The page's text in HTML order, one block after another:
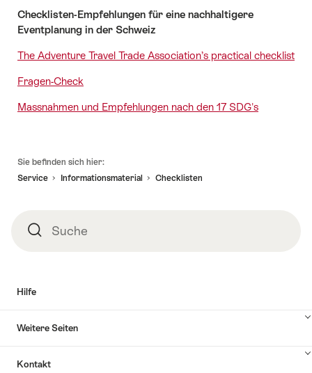
Checklisten-Empfehlungen für eine nachhaltigere
Eventplanung in der Schweiz
The Adventure Travel Trade Association’s practical checklist
Fragen-Check
Massnahmen und Empfehlungen nach den 17 SDG's
Sie befinden sich hier:
Service
Informationsmaterial Checklisten
SucheSuche
Hilfe
Inhalte
Weitere Seiten
Inhalte
Kontakt